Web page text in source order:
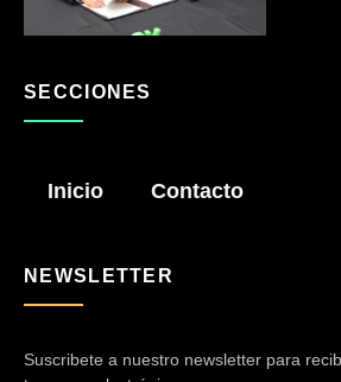
SECCIONES
Inicio Contacto
NEWSLETTER
Suscribete a nuestro newsletter para